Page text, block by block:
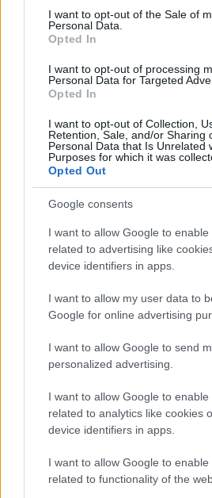
consent section.
I want to opt-out of the Sale of
Personal Data.
Opted In
I want to opt-out of processing
Personal Data for Targeted
Opted In
I want to opt-out of Collection,
Retention, Sale, and/or Sharing
Personal Data that Is Unrelated
Purposes for which it was
Opted Out
Google consents
I want to allow Google to enable
related to advertising like
device identifiers in apps.
I want to allow my user data to
Google for online advertising
I want to allow Google to send
personalized advertising.
I want to allow Google to enable
related to analytics like cookies
device identifiers in apps.
I want to allow Google to enable
related to functionality of the
Αντίστοιχα, τοπρόγραμμα των
ερχόμενη Πέμπτη 30 Μαΐου 2024
Νέων Ελληνικών. Στη συνέχεια, την
υποψήφιοι θα εξεταστούν στα
Θα ακολουθήσουν, από τις 3 έως
εξετάσεις σε μαθήματα
Ως ώρα έναρξης εξέτασης έχει